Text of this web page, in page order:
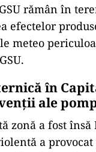
rămân în
efectelor
meteo
în
ale
zonă a fost
a provocat